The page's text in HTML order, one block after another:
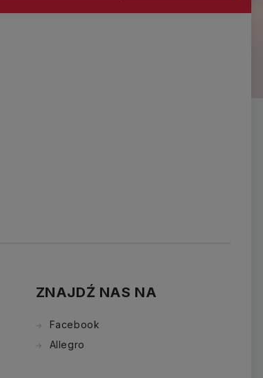
ZNAJDŹ NAS NA
Facebook
Allegro